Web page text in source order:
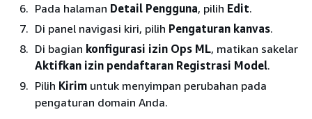
Pada halaman Detail Pengguna, pilih Edit.
Di panel navigasi kiri, pilih Pengaturan kanvas.
Di bagian konfigurasi izin Ops ML, matikan sakelar
Aktifkan izin pendaftaran Registrasi Model.
Pilih Kirim untuk menyimpan perubahan pada
pengaturan domain Anda.